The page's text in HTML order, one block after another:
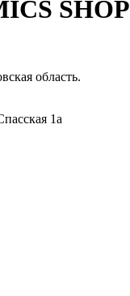
SHOP
область.
1а